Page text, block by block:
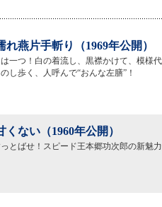
燕片手斬り（1969年公開）
一つ！白の着流し、黒襟かけて、模様
し歩く、人呼んで“おんな左膳”！
くない（1960年公開）
とばせ！スピード王本郷功次郎の新魅力